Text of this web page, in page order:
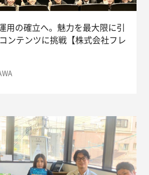
用の確立へ。魅力を最大限に引
ンテンツに挑戦【株式会社フレ